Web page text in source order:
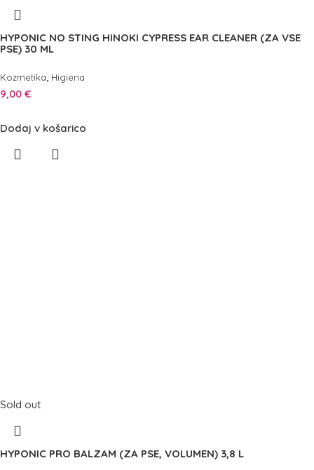
HYPONIC NO STING HINOKI CYPRESS EAR CLEANER (ZA VSE
PSE) 30 ML
Kozmetika Higiena
9,00 €
Dodaj v košarico
Sold out
HYPONIC PRO BALZAM (ZA PSE, VOLUMEN) 3,8 L